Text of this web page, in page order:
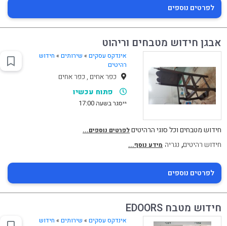
לפרטים נוספים
אבגן חידוש מטבחים וריהוט
אינדקס עסקים » שירותים» חידוש
רהיטים
כפר אחים , כפר אחים
פתוח עכשיו
ייסגר בשעה 17:00
חידוש מטבחים וכל סוגי הרהיטיםלפרטים נוספים...
חידוש רהיטים, נגריה מידע נוסף...
לפרטים נוספים
חידוש מטבח EDOORS
אינדקס עסקים » שירותים» חידוש